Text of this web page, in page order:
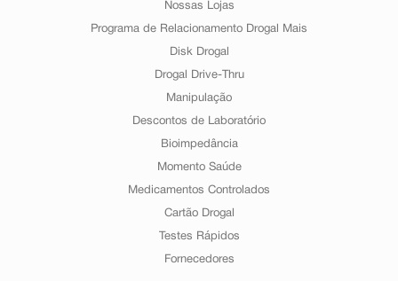
Nossas Lojas
Programa de Relacionamento Drogal Mais
Disk Drogal
Drogal Drive-Thru
Manipulação
Descontos de Laboratório
Bioimpedância
Momento Saúde
Medicamentos Controlados
Cartão Drogal
Testes Rápidos
Fornecedores